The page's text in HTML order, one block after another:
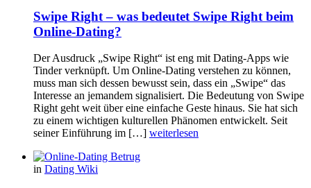
Swipe Right – was bedeutet Swipe Right beim
Online-Dating?
Der Ausdruck „Swipe Right“ ist eng mit Dating-Apps wie
Tinder verknüpft. Um Online-Dating verstehen zu können,
muss man sich dessen bewusst sein, dass ein „Swipe“ das
Interesse an jemandem signalisiert. Die Bedeutung von Swipe
Right geht weit über eine einfache Geste hinaus. Sie hat sich
zu einem wichtigen kulturellen Phänomen entwickelt. Seit
seiner Einführung im […] weiterlesen
in Dating Wiki